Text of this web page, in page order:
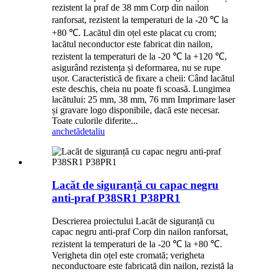
rezistent la praf de 38 mm Corp din nailon
ranforsat, rezistent la temperaturi de la -20 ℃ la
+80 ℃. Lacătul din oțel este placat cu crom;
lacătul neconductor este fabricat din nailon,
rezistent la temperaturi de la -20 ℃ la +120 ℃,
asigurând rezistența și deformarea, nu se rupe
ușor. Caracteristică de fixare a cheii: Când lacătul
este deschis, cheia nu poate fi scoasă. Lungimea
lacătului: 25 mm, 38 mm, 76 mm Imprimare laser
și gravare logo disponibile, dacă este necesar.
Toate culorile diferite...
anchetădetaliu
Lacăt de siguranță cu capac negru
anti-praf P38SR1 P38PR1
Descrierea proiectului Lacăt de siguranță cu
capac negru anti-praf Corp din nailon ranforsat,
rezistent la temperaturi de la -20 ℃ la +80 ℃.
Verigheta din oțel este cromată; verigheta
neconductoare este fabricată din nailon, rezistă la